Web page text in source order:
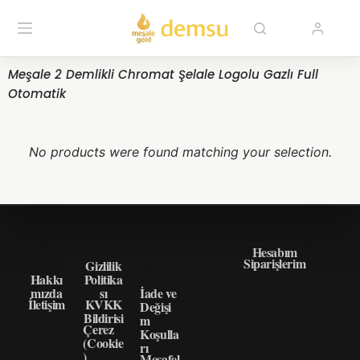
Meşale 2 Demlikli Chromat Şelale Logolu Gazlı Full
Otomatik
No products were found matching your selection.
Hakkı
mızda
İletişim
Gizlilik
Politika
sı
KVKK
Bildirisi
Çerez
(Cookie
İade ve
Değişi
m
Koşulla
rı
Hesabım
Siparişlerim